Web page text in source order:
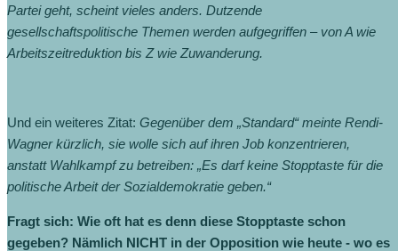
Partei geht, scheint vieles anders. Dutzende
gesellschaftspolitische Themen werden aufgegriffen – von A wie
Arbeitszeitreduktion bis Z wie Zuwanderung.
Und ein weiteres Zitat: Gegenüber dem „Standard“ meinte Rendi-
Wagner kürzlich, sie wolle sich auf ihren Job konzentrieren,
anstatt Wahlkampf zu betreiben: „Es darf keine Stopptaste für die
politische Arbeit der Sozialdemokratie geben.“
Fragt sich: Wie oft hat es denn diese Stopptaste schon
gegeben? Nämlich NICHT in der Opposition wie heute - wo es